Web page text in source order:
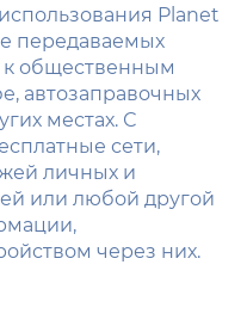
Planet
передаваемых
общественным
автозаправочных
местах. С
сети,
личных и
или любой другой
через них.